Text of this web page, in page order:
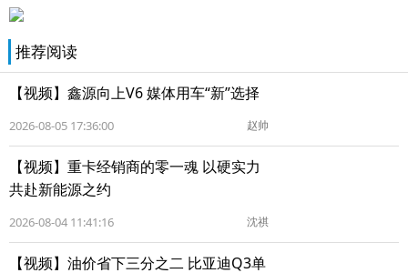
推荐阅读
【视频】鑫源向上V6 媒体用车“新”选择
2026-08-05 17:36:00 赵帅
【视频】重卡经销商的零一魂 以硬实力
共赴新能源之约
2026-08-04 11:41:16 沈祺
【视频】油价省下三分之二 比亚迪Q3单